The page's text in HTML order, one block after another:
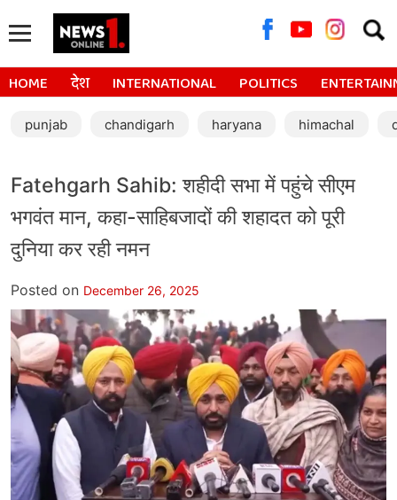
for:
HOME देश INTERNATIONAL POLITICS
punjab chandigarh haryana himachal
Fatehgarh Sahib: शहीदी सभा में पहुंचे सीएम
भगवंत मान, कहा-साहिबजादों की शहादत को पूरी
दुनिया कर रही नमन
Posted on December 26, 2025